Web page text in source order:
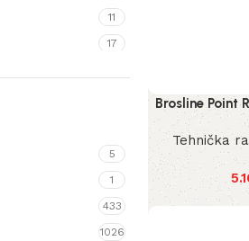
11
17
4
444
4
339
5
1
433
1026
Brosline Point
Tehnička